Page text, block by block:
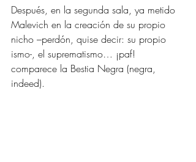
Después, en la segunda sala, ya metido
Malevich en la creación de su propio
nicho –perdón, quise decir: su propio
ismo-, el suprematismo… ¡paf!
comparece la Bestia Negra (negra,
indeed).